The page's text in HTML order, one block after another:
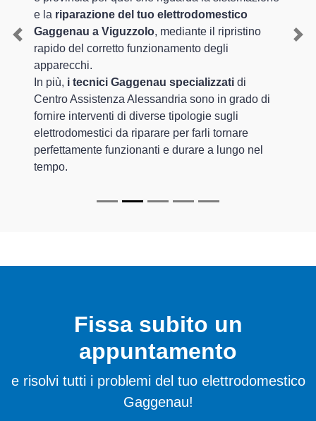
e la riparazione del tuo elettrodomestico
Gaggenau a Viguzzolo, mediante il ripristino
rapido del corretto funzionamento degli
apparecchi.
In più, i tecnici Gaggenau specializzati di
Centro Assistenza Alessandria sono in grado di
fornire interventi di diverse tipologie sugli
elettrodomestici da riparare per farli tornare
perfettamente funzionanti e durare a lungo nel
tempo.
Previous
Fissa subito un
appuntamento
e risolvi tutti i problemi del tuo elettrodomestico
Gaggenau!